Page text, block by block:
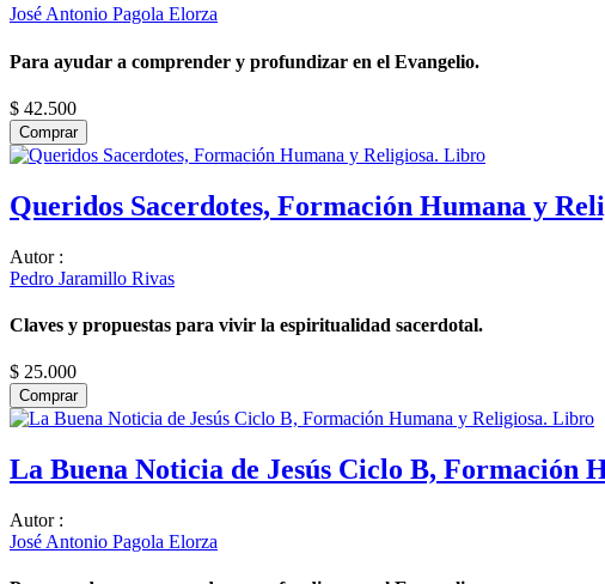
José Antonio Pagola Elorza
Para ayudar a comprender y profundizar en el Evangelio.
$ 42.500
Comprar
Queridos Sacerdotes, Formación Humana y
Autor :
Pedro Jaramillo Rivas
Claves y propuestas para vivir la espiritualidad sacerdotal.
$ 25.000
Comprar
La Buena Noticia de Jesús Ciclo B, Formación
Autor :
José Antonio Pagola Elorza